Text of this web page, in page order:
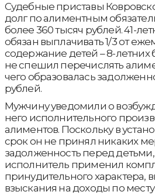
Судебные приставы
долг по алиментным
более 360 тысяч рублей. 41-
обязан выплачивать 1/3 от
содержание детей – 8-
не спешил перечислять
чего образовалась
рублей.
Мужчину уведомили о
него исполнительного
алиментов. Поскольку в
срок он не принял никаких
задолженность перед
исполнитель применил
принудительного характера,
взыскания на доходы по